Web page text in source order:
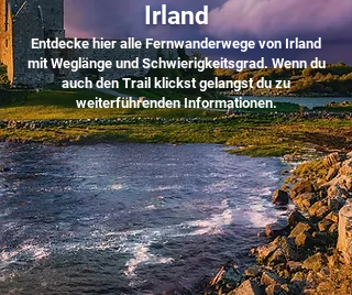
Irland
Entdecke hier alle Fernwanderwege von Irland
mit Weglänge und Schwierigkeitsgrad. Wenn du
auch den Trail klickst gelangst du zu
weiterführenden Informationen.